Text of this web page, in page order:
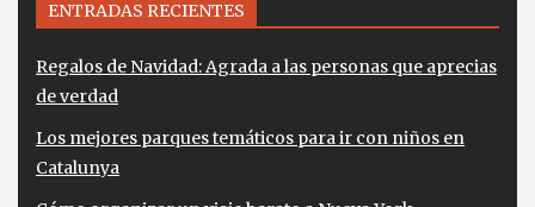
ENTRADAS RECIENTES
Regalos de Navidad: Agrada a las personas que aprecias
de verdad
Los mejores parques temáticos para ir con niños en
Catalunya